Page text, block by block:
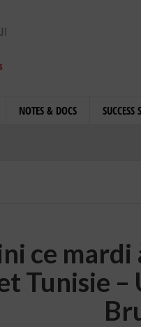
NOTES & DOCS SUCCESS
ce mardi
Tunisie –